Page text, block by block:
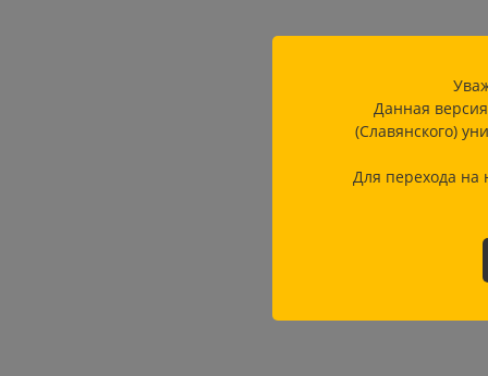
Данная
(Славянского)
Для перехода на